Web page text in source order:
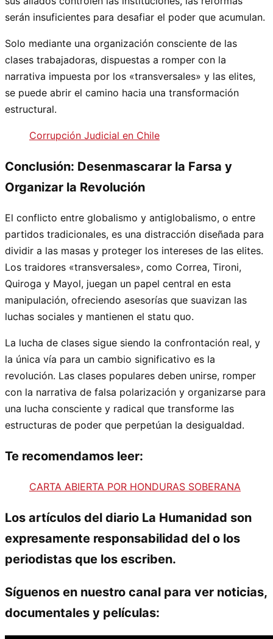
serán insuficientes para desafiar el poder que acumulan.
Solo mediante una organización consciente de las
clases trabajadoras, dispuestas a romper con la
narrativa impuesta por los «transversales» y las elites,
se puede abrir el camino hacia una transformación
estructural.
Corrupción Judicial en Chile
Conclusión: Desenmascarar la Farsa y
Organizar la Revolución
El conflicto entre globalismo y antiglobalismo, o entre
partidos tradicionales, es una distracción diseñada para
dividir a las masas y proteger los intereses de las elites.
Los traidores «transversales», como Correa, Tironi,
Quiroga y Mayol, juegan un papel central en esta
manipulación, ofreciendo asesorías que suavizan las
luchas sociales y mantienen el statu quo.
La lucha de clases sigue siendo la confrontación real, y
la única vía para un cambio significativo es la
revolución. Las clases populares deben unirse, romper
con la narrativa de falsa polarización y organizarse para
una lucha consciente y radical que transforme las
estructuras de poder que perpetúan la desigualdad.
Te recomendamos leer:
CARTA ABIERTA POR HONDURAS SOBERANA
Los artículos del diario La Humanidad son
expresamente responsabilidad del o los
periodistas que los escriben.
Síguenos en nuestro canal para ver noticias,
documentales y películas: